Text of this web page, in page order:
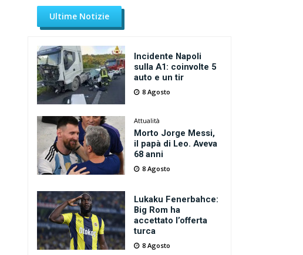
Ultime Notizie
Incidente Napoli
sulla A1: coinvolte 5
auto e un tir
8 Agosto
Attualità
Morto Jorge Messi,
il papà di Leo. Aveva
68 anni
8 Agosto
Lukaku Fenerbahce:
Big Rom ha
accettato l’offerta
turca
8 Agosto